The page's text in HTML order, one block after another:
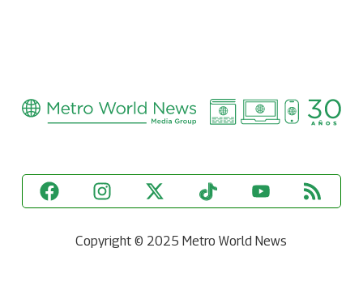
Copyright © 2025 Metro World News